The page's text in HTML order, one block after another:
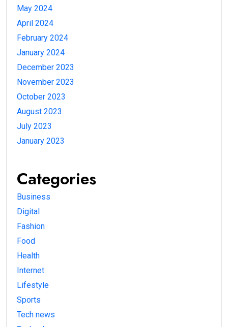
May 2024
April 2024
February 2024
January 2024
December 2023
November 2023
October 2023
August 2023
July 2023
January 2023
Categories
Business
Digital
Fashion
Food
Health
Internet
Lifestyle
Sports
Tech news